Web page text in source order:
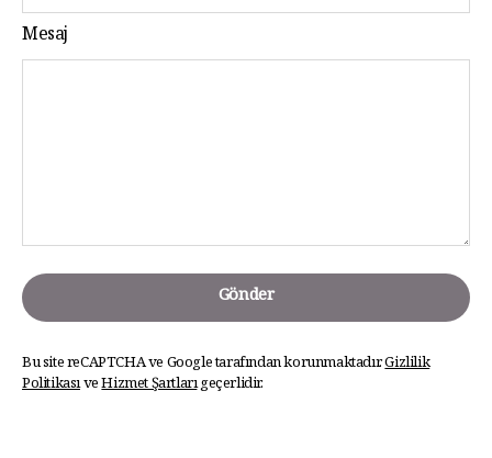
Mesaj
Gönder
Bu site reCAPTCHA ve Google tarafından korunmaktadır.Gizlilik
PolitikasıveHizmet Şartlarıgeçerlidir.